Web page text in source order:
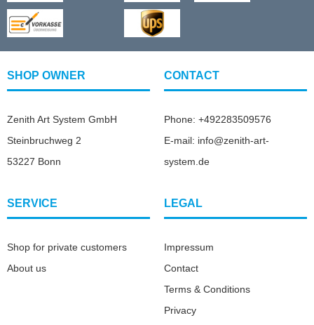
SHOP OWNER
Zenith Art System GmbH
Steinbruchweg 2
53227 Bonn
CONTACT
Phone: +492283509576
E-mail: info@zenith-art-
system.de
SERVICE
Shop for private customers
About us
LEGAL
Impressum
Contact
Terms & Conditions
Privacy